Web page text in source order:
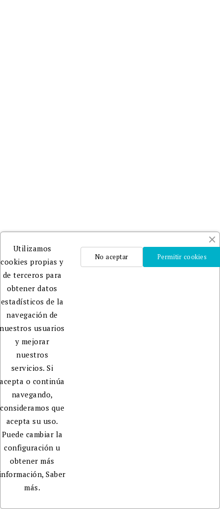
Utilizamos
cookies propias y
de terceros para
obtener datos
estadísticos de la
navegación de
nuestros usuarios
y mejorar
nuestros
servicios. Si
acepta o continúa
navegando,
consideramos que
acepta su uso.
Puede cambiar la
configuración u
obtener más
Saber
más.
Permitir cookies
No aceptar